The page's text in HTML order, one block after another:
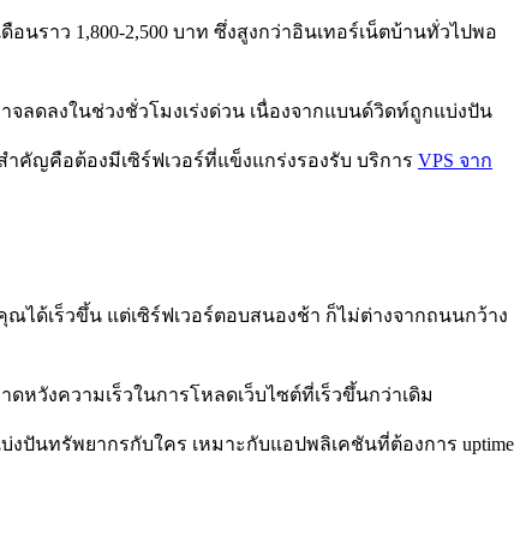
ราว 1,800-2,500 บาท ซึ่งสูงกว่าอินเทอร์เน็ตบ้านทั่วไปพอ
ดลงในช่วงชั่วโมงเร่งด่วน เนื่องจากแบนด์วิดท์ถูกแบ่งปัน
ำคัญคือต้องมีเซิร์ฟเวอร์ที่แข็งแกร่งรองรับ บริการ VPS จาก
ณได้เร็วขึ้น แต่เซิร์ฟเวอร์ตอบสนองช้า ก็ไม่ต่างจากถนนกว้าง
ดหวังความเร็วในการโหลดเว็บไซต์ที่เร็วขึ้นกว่าเดิม
ปันทรัพยากรกับใคร เหมาะกับแอปพลิเคชันที่ต้องการ uptime